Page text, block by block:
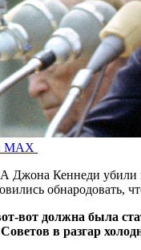
MAX
Кеннеди убили
обнародовать,
вот должна была
в разгар